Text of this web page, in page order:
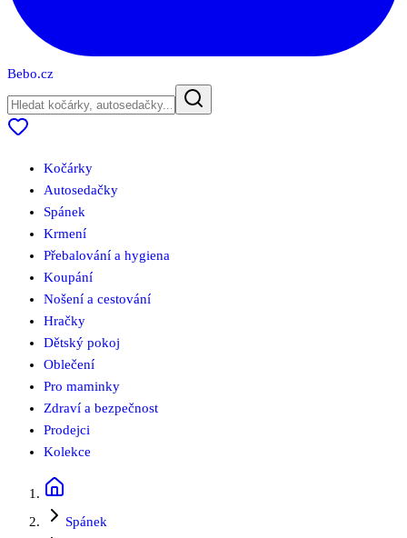
Bebo.cz
Kočárky
Autosedačky
Spánek
Krmení
Přebalování a hygiena
Koupání
Nošení a cestování
Hračky
Dětský pokoj
Oblečení
Pro maminky
Zdraví a bezpečnost
Prodejci
Kolekce
Spánek